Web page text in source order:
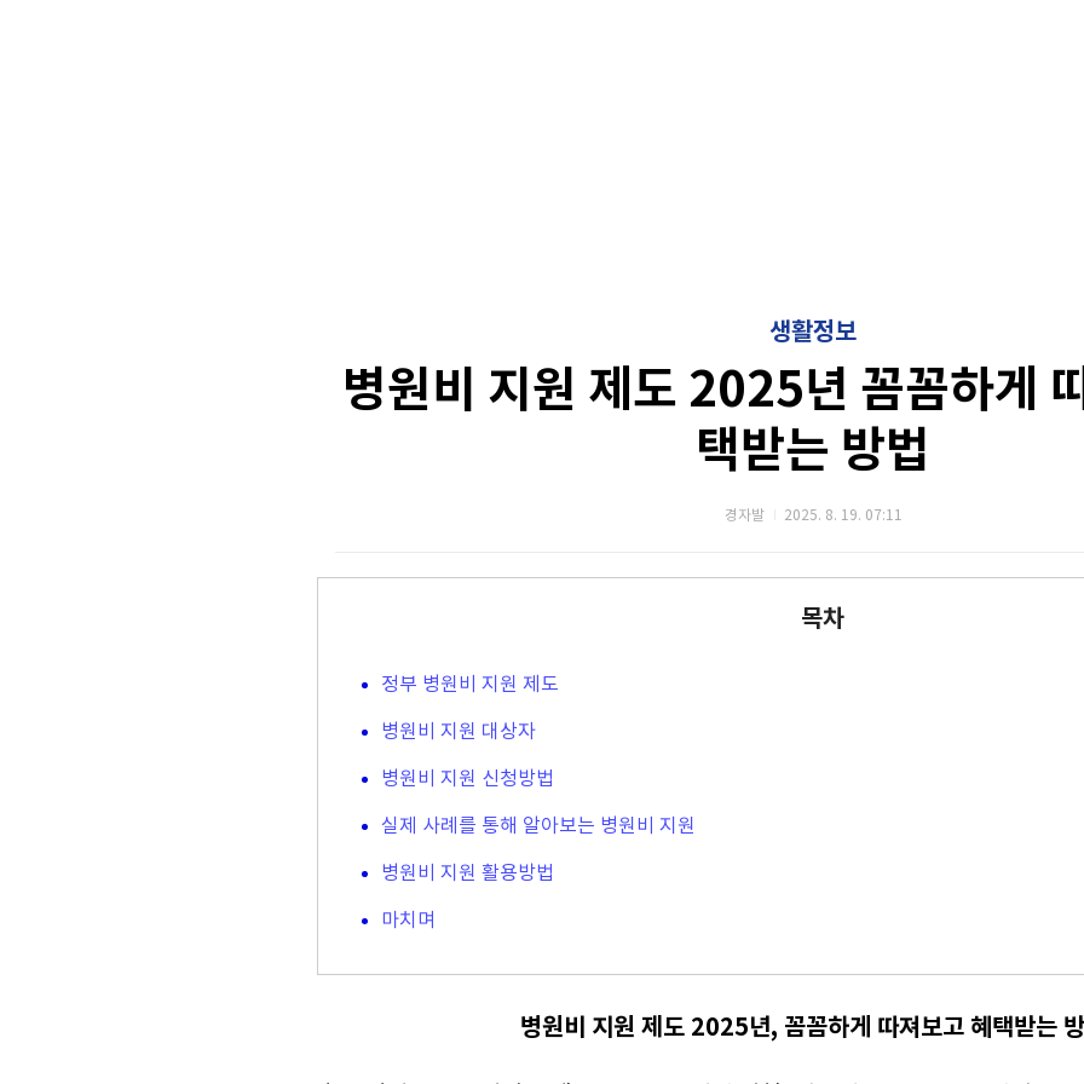
생활정보
병원비 지원 제도 2025년 꼼꼼하게
택받는 방법
경자발 2025. 8. 19. 07:11
목차
정부 병원비 지원 제도
병원비 지원 대상자
병원비 지원 신청방법
실제 사례를 통해 알아보는 병원비 지원
병원비 지원 활용방법
마치며
병원비 지원 제도 2025년, 꼼꼼하게 따져보고 혜택받는